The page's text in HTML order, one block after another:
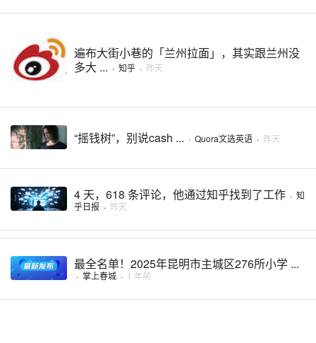
遍布大街小巷的「兰州拉面」，其实跟兰州没
多大 ... · 知乎 · 昨天
“摇钱树”，别说cash ... · Quora文选英语 · 昨天
4 天，618 条评论，他通过知乎找到了工作 · 知
乎日报 · 昨天
最全名单！2025年昆明市主城区276所小学 ...
· 掌上春城 · 1 年前